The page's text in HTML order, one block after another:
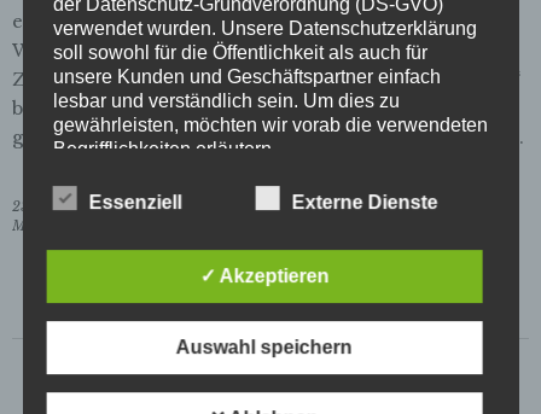
eine Chance? Sieht ganz danach aus. Denn auf der
Website des Deutschen Bürgerpreises wird die
Zeitschrift der Straße in der Kategorie „Alltagshelden“
bereits als eine von nur drei nominierten Kandidaten
geführt! Drückt uns fest die Daumen, dann wird’s was.
23. Oktober 2017
Meldung
der Datenschutz-Grundverordnung (DS-GVO)
verwendet wurden. Unsere Datenschutzerklärung
soll sowohl für die Öffentlichkeit als auch für
unsere Kunden und Geschäftspartner einfach
lesbar und verständlich sein. Um dies zu
gewährleisten, möchten wir vorab die verwendeten
Begrifflichkeiten erläutern.
Wir verwenden in dieser Datenschutzerklärung
a) personenbezogene Daten
Personenbezogene Daten sind alle
Informationen, die sich auf eine identifizierte
Folgenden „betroffene Person") beziehen.
Essenziell Externe Dienste
✓ Akzeptieren
Auswahl speichern